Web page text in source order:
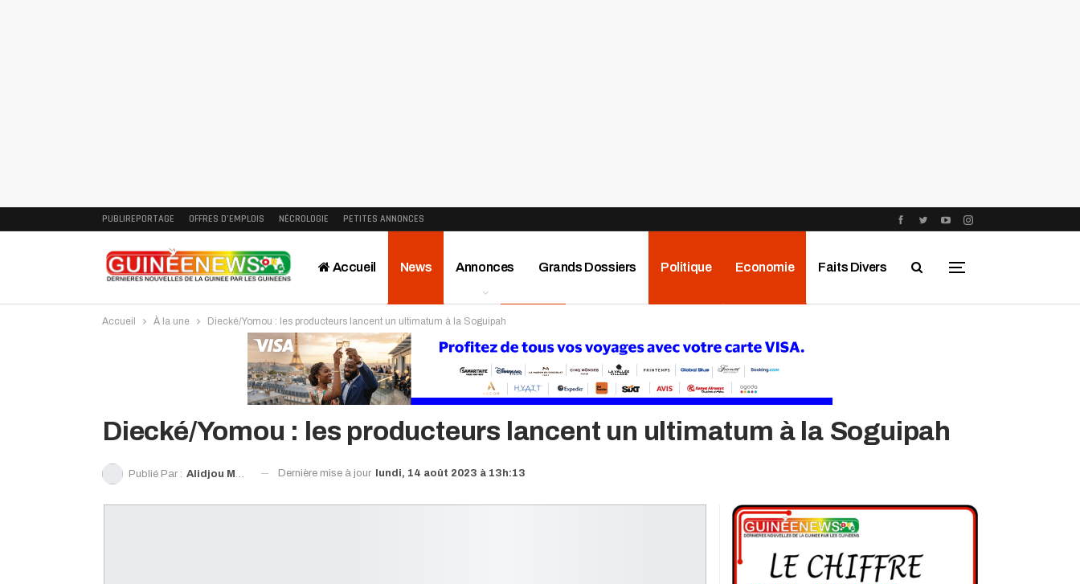
PUBLIREPORTAGE OFFRES D’EMPLOIS NÉCROLOGIE PETITES ANNONCES
Accueil News Annonces Grands Dossiers Politique Economie Faits Divers
Interviews Publireportage Région
Accueil À la une Diecké/Yomou : les producteurs lancent un ultimatum à la Soguipah
Diecké/Yomou : les producteurs lancent un ultimatum à la Soguipah
Publié Par : Alidjou Moribadougou Sylla Dernière mise à jour lundi, 14 août 2023 à 13h:13